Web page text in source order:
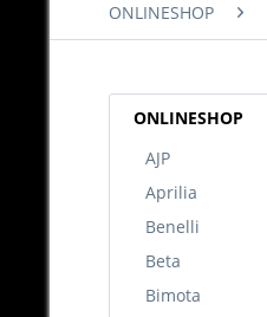
ONLINESHOP
ONLINESHOP
AJP
Aprilia
Benelli
Beta
Bimota